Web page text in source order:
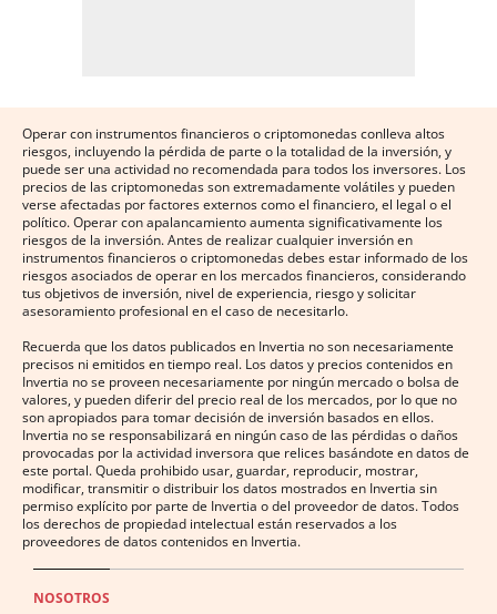
Operar con instrumentos financieros o criptomonedas conlleva altos
riesgos, incluyendo la pérdida de parte o la totalidad de la inversión, y
puede ser una actividad no recomendada para todos los inversores. Los
precios de las criptomonedas son extremadamente volátiles y pueden
verse afectadas por factores externos como el financiero, el legal o el
político. Operar con apalancamiento aumenta significativamente los
riesgos de la inversión. Antes de realizar cualquier inversión en
instrumentos financieros o criptomonedas debes estar informado de los
riesgos asociados de operar en los mercados financieros, considerando
tus objetivos de inversión, nivel de experiencia, riesgo y solicitar
asesoramiento profesional en el caso de necesitarlo.
Recuerda que los datos publicados en Invertia no son necesariamente
precisos ni emitidos en tiempo real. Los datos y precios contenidos en
Invertia no se proveen necesariamente por ningún mercado o bolsa de
valores, y pueden diferir del precio real de los mercados, por lo que no
son apropiados para tomar decisión de inversión basados en ellos.
Invertia no se responsabilizará en ningún caso de las pérdidas o daños
provocadas por la actividad inversora que relices basándote en datos de
este portal. Queda prohibido usar, guardar, reproducir, mostrar,
modificar, transmitir o distribuir los datos mostrados en Invertia sin
permiso explícito por parte de Invertia o del proveedor de datos. Todos
los derechos de propiedad intelectual están reservados a los
proveedores de datos contenidos en Invertia.
NOSOTROS